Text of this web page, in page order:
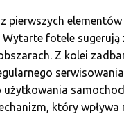
pierwszych
fotele sugerują
Z kolei
który wpływa